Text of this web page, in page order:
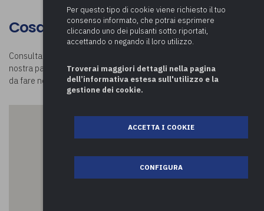
Cosa visitare a Plesio
Consulta la mappa e scopri
nostra pagina
Luoghi in Comunepotrai conoscere tutte le attività
da fare nei comuni della provincia di Como e oltre!
Per questo tipo di cookie viene richiesto il tuo
consenso informato, che potrai esprimere
cliccando uno dei pulsanti sotto riportati,
accettando o negando il loro utilizzo.
Troverai maggiori dettagli nella pagina
dell’informativa estesa sull'utilizzo e la
gestione dei cookie.
ACCETTA I COOKIE
CONFIGURA